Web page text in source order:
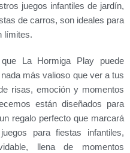
juegos infantiles de jardín,
de carros, son ideales para
límites.
La Hormiga Play puede
más valioso que ver a tus
risas, emoción y momentos
están diseñados para
regalo perfecto que marcará
para fiestas infantiles,
llena de momentos